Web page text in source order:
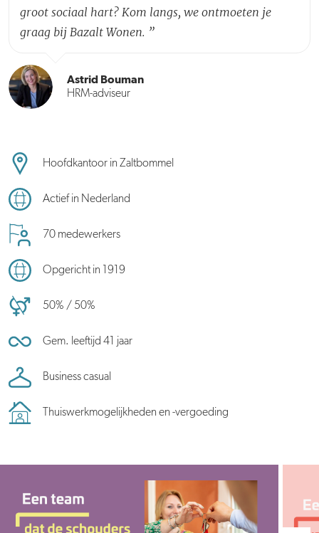
groot sociaal hart? Kom langs, we ontmoeten je
graag bij Bazalt Wonen. ”
Astrid Bouman
HRM-adviseur
Hoofdkantoor in Zaltbommel
Actief in Nederland
70 medewerkers
Opgericht in 1919
50% / 50%
Gem. leeftijd 41 jaar
Business casual
Thuiswerkmogelijkheden en -vergoeding